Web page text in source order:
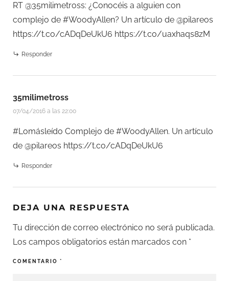
RT @35milimetross: ¿Conocéis a alguien con
complejo de #WoodyAllen? Un artículo de @pilareos
https://t.co/cADqDeUkU6 https://t.co/uaxhaqs8zM
Responder
35milimetross
07/04/2016 a las 22:00
#Lomásleído Complejo de #WoodyAllen. Un artículo
de @pilareos https://t.co/cADqDeUkU6
Responder
DEJA UNA RESPUESTA
Tu dirección de correo electrónico no será publicada.
Los campos obligatorios están marcados con *
COMENTARIO *